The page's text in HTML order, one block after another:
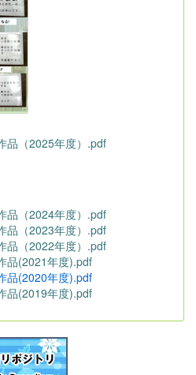
品（2025年度）.pdf
品（2024年度）.pdf
品（2023年度）.pdf
品（2022年度）.pdf
品(2021年度).pdf
品(2020年度).pdf
品(2019年度).pdf